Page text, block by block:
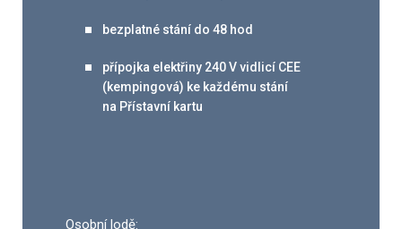
bezplatné stání do 48 hod
přípojka elektřiny 240 V vidlicí CEE
(kempingová) ke každému stání
na Přístavní kartu
Osobní lodě: